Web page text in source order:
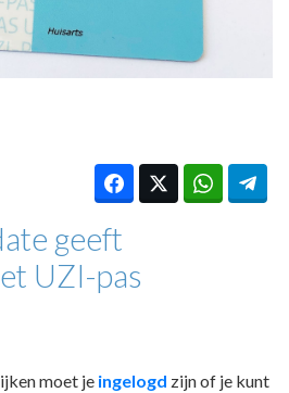
geeft
UZI-pas
moet je ingelogd zijn of je kunt